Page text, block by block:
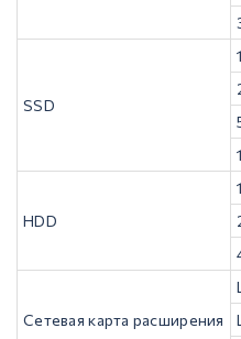
SSD
HDD
Сетевая карта расширения